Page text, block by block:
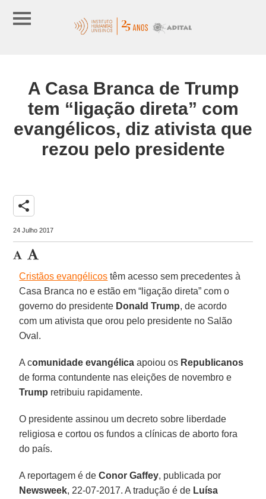
A Casa Branca de Trump
tem “ligação direta” com
evangélicos, diz ativista que
rezou pelo presidente
share
24 Julho 2017
Cristãos evangélicos têm acesso sem precedentes à
Casa Branca no e estão em “ligação direta” com o
governo do presidente Donald Trump, de acordo
com um ativista que orou pelo presidente no Salão
Oval.
A comunidade evangélica apoiou os Republicanos
de forma contundente nas eleições de novembro e
Trump retribuiu rapidamente.
O presidente assinou um decreto sobre liberdade
religiosa e cortou os fundos a clínicas de aborto fora
do país.
A reportagem é deConor Gaffey, publicada por
Newsweek, 22-07-2017. A tradução é de Luísa